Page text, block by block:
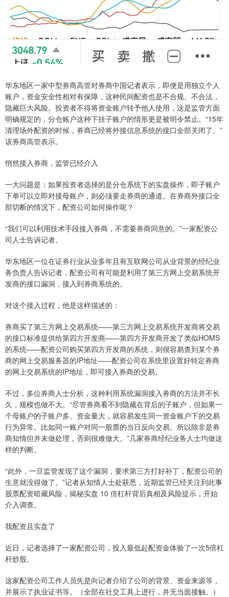
华东地区一家中型券商高管对券商中国记者表示，即便是用独立个人
账户，资金安全性相对有保障，这种民间配资也是不合规、不合法，
隐藏巨大风险。投资者不得将资金账户转予他人使用，这是监管方面
明确规定的，分仓账户这种下挂子账户的情形更是被明令禁止。“15年
清理场外配资的时候，券商已经将外接信息系统的接口全部关闭了。”
该券商高管表示。
悄然接入券商，监管已经介入
一大问题是：如果投资者选择的是分仓系统下的实盘操作，即子账户
下单可以立即对接母账户，则必须要走券商的通道。在券商外接口全
部切断的情况下，配资公司如何操作呢？
“我们可以利用技术手段接入券商，不需要券商同意的。”一家配资公
司人士告诉记者。
华东地区一位在证券行业从业多年且有互联网公司从业背景的经纪业
务负责人告诉记者，配资公司有可能是利用了第三方网上交易系统开
发商的接口漏洞，接入到券商系统的。
对这个接入过程，他是这样描述的：
券商买了第三方网上交易系统——第三方网上交易系统开发商将交易
的接口标准提供给第四方开发商——第四方开发商开发了类似HOMS
的系统——配资公司购买第四方开发商的系统，则很容易查到某个券
商的网上交易服务器的IP地址——配资公司在系统里设置好特定券商
的网上交易系统的IP地址，即可接入券商的交易。
不过，多位券商人士分析，这种利用系统漏洞接入券商的方法并不长
久，规模也做不大。“尽管券商看不到隐藏在背后的子账户，但如果一
个母账户的子账户多、资金量大，就容易发生同一资金账户下的交易
行为异常。比如同一账户对同一股票的当日反向交易。所以除非是券
商知情但并未做处理，否则很难做大。”几家券商经纪业务人士均做这
样的判断。
“此外，一旦监管发现了这个漏洞，要求第三方打好补丁，配资公司的
生意就没得做了。”记者从知情人士处获悉，近期监管已经关注到此事
股票配资暗藏风险，揭秘实盘 10 倍杠杆背后真相及风险提示，开始
介入调查。
我配资且实盘了
近日，记者选择了一家配资公司，投入最低起配资金体验了一次5倍杠
杆炒股。
这家配资公司工作人员先是向记者介绍了公司的背景、资金来源等，
并展示了执业证书等。（全部在社交工具上进行，并无当面接触。）